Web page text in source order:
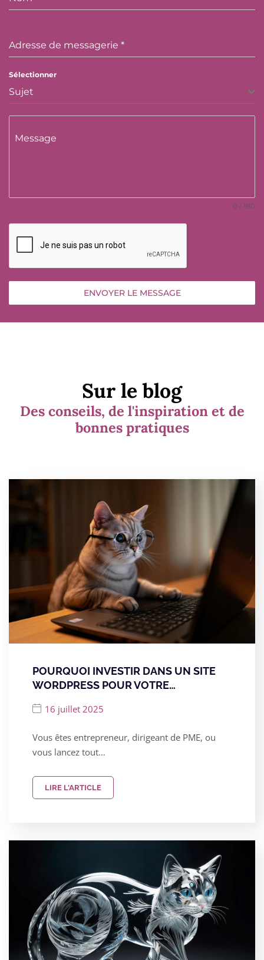
Adresse de messagerie *
Sélectionner
Sujet
Message
0 / 180
ENVOYER LE MESSAGE
Sur le blog
Des conseils, de l'inspiration et de
bonnes pratiques
POURQUOI INVESTIR DANS UN SITE
WORDPRESS POUR VOTRE…
16 juillet 2025
Vous êtes entrepreneur, dirigeant de PME, ou
vous lancez tout…
LIRE L'ARTICLE